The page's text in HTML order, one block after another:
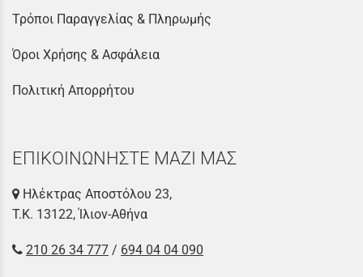
Τρόποι Παραγγελίας & Πληρωμής
Όροι Χρήσης & Ασφάλεια
Πολιτική Απορρήτου
ΕΠΙΚΟΙΝΩΝΗΣΤΕ ΜΑΖΙ ΜΑΣ
Ηλέκτρας Αποστόλου 23,
Τ.Κ. 13122, Ίλιον-Αθήνα
210 26 34 777 / 694 04 04 090